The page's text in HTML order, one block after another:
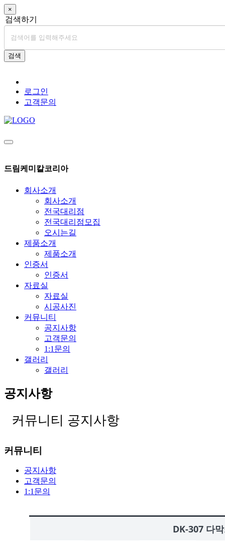
×
검색하기
검색
로그인
고객문의
드림케미칼코리아
회사소개
회사소개
전국대리점
전국대리점모집
오시는길
제품소개
제품소개
인증서
인증서
자료실
자료실
시공사진
커뮤니티
공지사항
고객문의
1:1문의
갤러리
갤러리
공지사항
커뮤니티 공지사항
커뮤니티
공지사항
고객문의
1:1문의
DK-307 다